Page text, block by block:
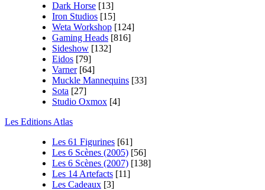
Dark Horse [13]
Iron Studios [15]
Weta Workshop [124]
Gaming Heads [816]
Sideshow [132]
Eidos [79]
Varner [64]
Muckle Mannequins [33]
Sota [27]
Studio Oxmox [4]
Les Editions Atlas
Les 61 Figurines [61]
Les 6 Scènes (2005) [56]
Les 6 Scènes (2007) [138]
Les 14 Artefacts [11]
Les Cadeaux [3]